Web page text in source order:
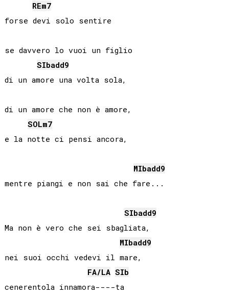
REm7
forse devi solo sentire
se davvero lo vuoi un figlio
SIbadd9
di un amore una volta sola,
di un amore che non è amore,
SOLm7
MIbadd9
mentre piangi e non sai che fare...
SIbadd9
Ma non è vero che sei sbagliata,
MIbadd9
nei suoi occhi vedevi il mare,
FA/LA SIb
cenerentola innamora----ta